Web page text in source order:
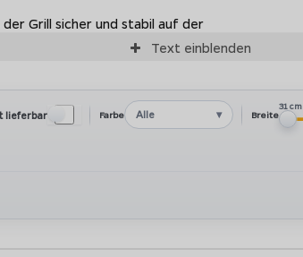
Grill sicher und stabil auf der
Text einblenden
lieferbar Farbe Alle Breite
31 cm